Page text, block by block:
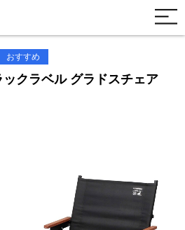
おすすめ
ックラベル グラドスチェア